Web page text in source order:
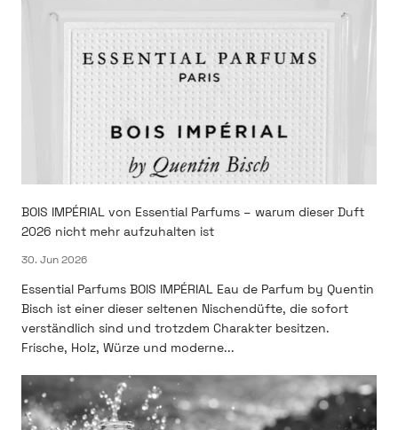
BOIS IMPÉRIAL von Essential Parfums – warum dieser Duft
2026 nicht mehr aufzuhalten ist
30. Jun 2026
Essential Parfums BOIS IMPÉRIAL Eau de Parfum by Quentin
Bisch ist einer dieser seltenen Nischendüfte, die sofort
verständlich sind und trotzdem Charakter besitzen.
Frische, Holz, Würze und moderne...